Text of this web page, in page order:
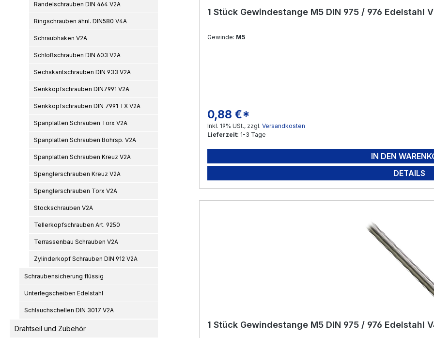
Rändelschrauben DIN 464 V2A
Ringschrauben ähnl. DIN580 V4A
Schraubhaken V2A
Schloßschrauben DIN 603 V2A
Sechskantschrauben DIN 933 V2A
Senkkopfschrauben DIN7991 V2A
Senkkopfschrauben DIN 7991 TX V2A
Spanplatten Schrauben Torx V2A
Spanplatten Schrauben Bohrsp. V2A
Spanplatten Schrauben Kreuz V2A
Spenglerschrauben Kreuz V2A
Spenglerschrauben Torx V2A
Stockschrauben V2A
Tellerkopfschrauben Art. 9250
Terrassenbau Schrauben V2A
Zylinderkopf Schrauben DIN 912 V2A
Schraubensicherung flüssig
Unterlegscheiben Edelstahl
Schlauchschellen DIN 3017 V2A
Drahtseil und Zubehör
1 Stück Gewindestange M5 DIN 975 / 976 Edelstahl
Gewinde: M5
Regulärer Preis:
0,88 €*
Inkl. 19% USt., zzgl. Versandkosten
Lieferzeit: 1-3 Tage
IN DEN
DETAILS
1 Stück Gewindestange M5 DIN 975 / 976 Edelstahl